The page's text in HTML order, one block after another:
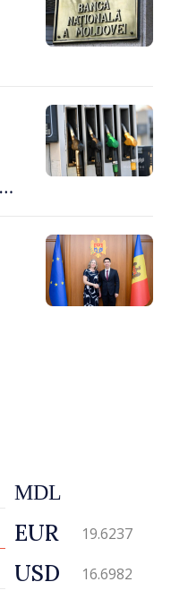
MDL
EUR 19.6237
USD 16.6982